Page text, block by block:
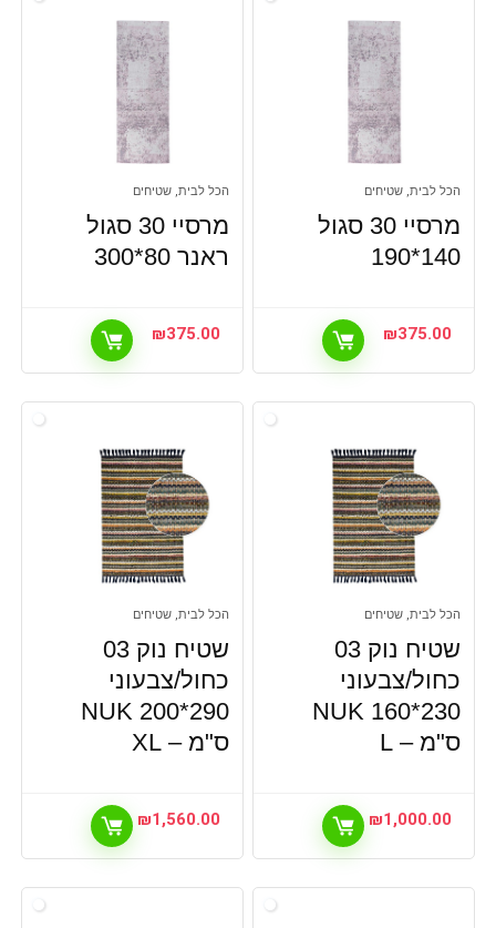
הכל לבית, שטיחים
מרסיי 30 סגול
140*190
₪375.00
הכל לבית, שטיחים
מרסיי 30 סגול
ראנר 80*300
₪375.00
הכל לבית, שטיחים
שטיח נוק 03
כחול/צבעוני
NUK 160*230
ס"מ – L
₪1,000.00
הכל לבית, שטיחים
שטיח נוק 03
כחול/צבעוני
NUK 200*290
ס"מ – XL
₪1,560.00